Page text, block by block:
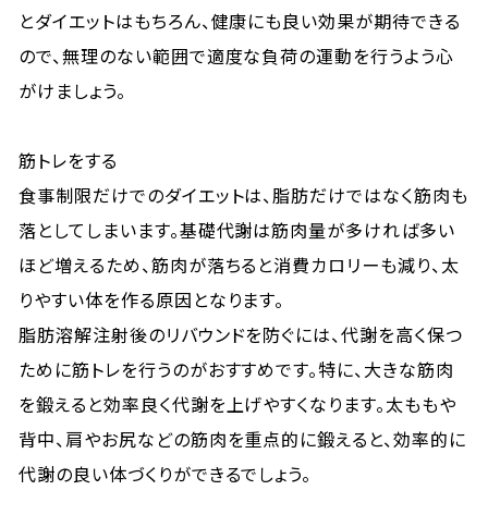
とダイエットはもちろん、健康にも良い効果が期待できる
ので、無理のない範囲で適度な負荷の運動を行うよう心
がけましょう。
筋トレをする
食事制限だけでのダイエットは、脂肪だけではなく筋肉も
落としてしまいます。基礎代謝は筋肉量が多ければ多い
ほど増えるため、筋肉が落ちると消費カロリーも減り、太
りやすい体を作る原因となります。
脂肪溶解注射後のリバウンドを防ぐには、代謝を高く保つ
ために筋トレを行うのがおすすめです。特に、大きな筋肉
を鍛えると効率良く代謝を上げやすくなります。太ももや
背中、肩やお尻などの筋肉を重点的に鍛えると、効率的に
代謝の良い体づくりができるでしょう。